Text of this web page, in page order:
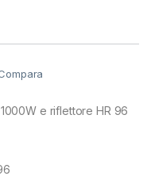
e riflettore HR 96